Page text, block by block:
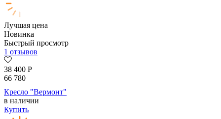
Лучшая цена
Новинка
Быстрый просмотр
1 отзывов
38 400 Р
66 780
Кресло "Вермонт"
в наличии
Купить